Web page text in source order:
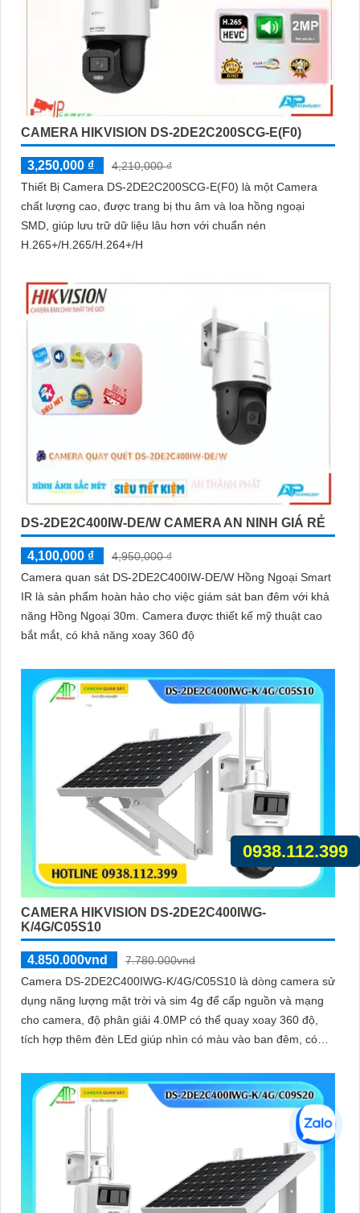
CAMERA HIKVISION DS-2DE2C200SCG-E(F0)
3,250,000 ₫
4,210,000 ₫
Thiết Bị Camera DS-2DE2C200SCG-E(F0) là một Camera
chất lượng cao, được trang bị thu âm và loa hồng ngoại
SMD, giúp lưu trữ dữ liệu lâu hơn với chuẩn nén
H.265+/H.265/H.264+/H
DS-2DE2C400IW-DE/W CAMERA AN NINH GIÁ RẺ
4,100,000 ₫
4,950,000 ₫
Camera quan sát DS-2DE2C400IW-DE/W Hồng Ngoại Smart
IR là sản phẩm hoàn hảo cho việc giám sát ban đêm với khả
năng Hồng Ngoại 30m. Camera được thiết kế mỹ thuật cao
bắt mắt, có khả năng xoay 360 độ
CAMERA HIKVISION DS-2DE2C400IWG-
K/4G/C05S10
4.850.000vnd
7.780.000vnd
Camera DS-2DE2C400IWG-K/4G/C05S10 là dòng camera sử
dụng năng lượng mặt trời và sim 4g để cấp nguồn và mạng
cho camera, độ phân giải 4.0MP có thể quay xoay 360 độ,
tích hợp thêm đèn LEd giúp nhìn có màu vào ban đêm, có
0938.112.399